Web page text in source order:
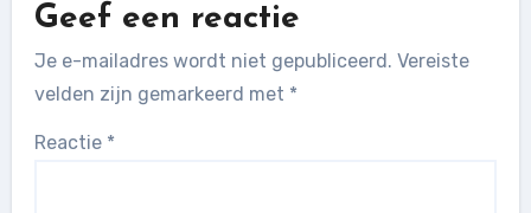
Geef een reactie
Je e-mailadres wordt niet gepubliceerd. Vereiste
velden zijn gemarkeerd met *
Reactie *